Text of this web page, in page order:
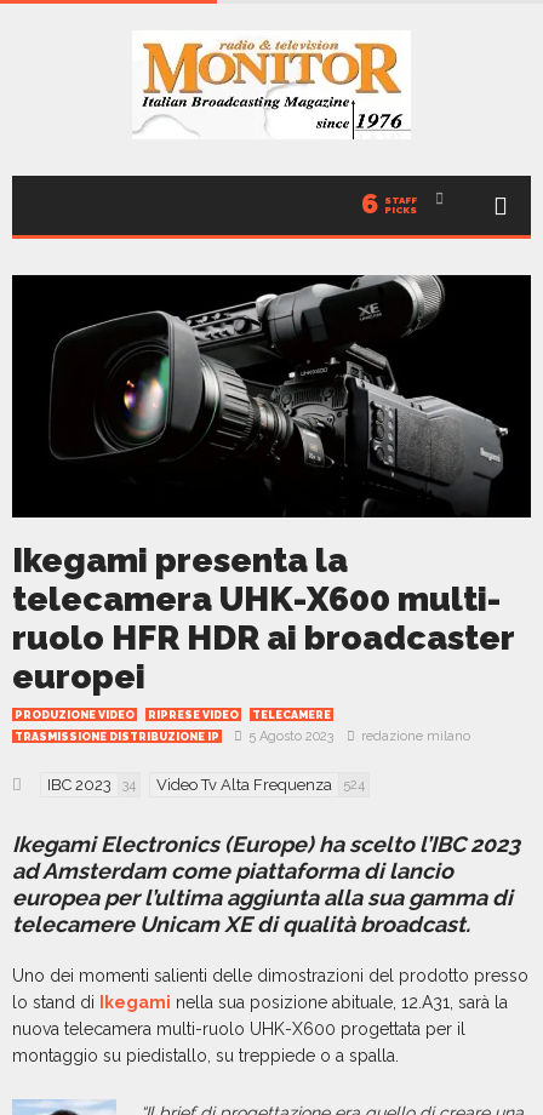
6 STAFF
PICKS
Ikegami presenta la
telecamera UHK-X600 multi-
ruolo HFR HDR ai broadcaster
europei
PRODUZIONE VIDEO RIPRESE VIDEO
TELECAMERE
TRASMISSIONE DISTRIBUZIONE IP
5 Agosto 2023 redazione milano
IBC 2023 34 Video Tv Alta Frequenza 524
Ikegami Electronics (Europe) ha scelto l’IBC 2023
ad Amsterdam come piattaforma di lancio
europea per l’ultima aggiunta alla sua gamma di
telecamere Unicam XE di qualità broadcast.
Uno dei momenti salienti delle dimostrazioni del prodotto presso
lo stand di
Ikegami nella sua posizione abituale, 12.A31, sarà la
nuova telecamera multi-ruolo UHK-X600 progettata per il
montaggio su piedistallo, su treppiede o a spalla.